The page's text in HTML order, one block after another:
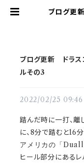
ブログ更
ブログ更新 ドラス
ルその3
2022/02/25 09:46
踏んだ時に一打、離
に、8分で踏むと16
アメリカの「
ヒール部分にある